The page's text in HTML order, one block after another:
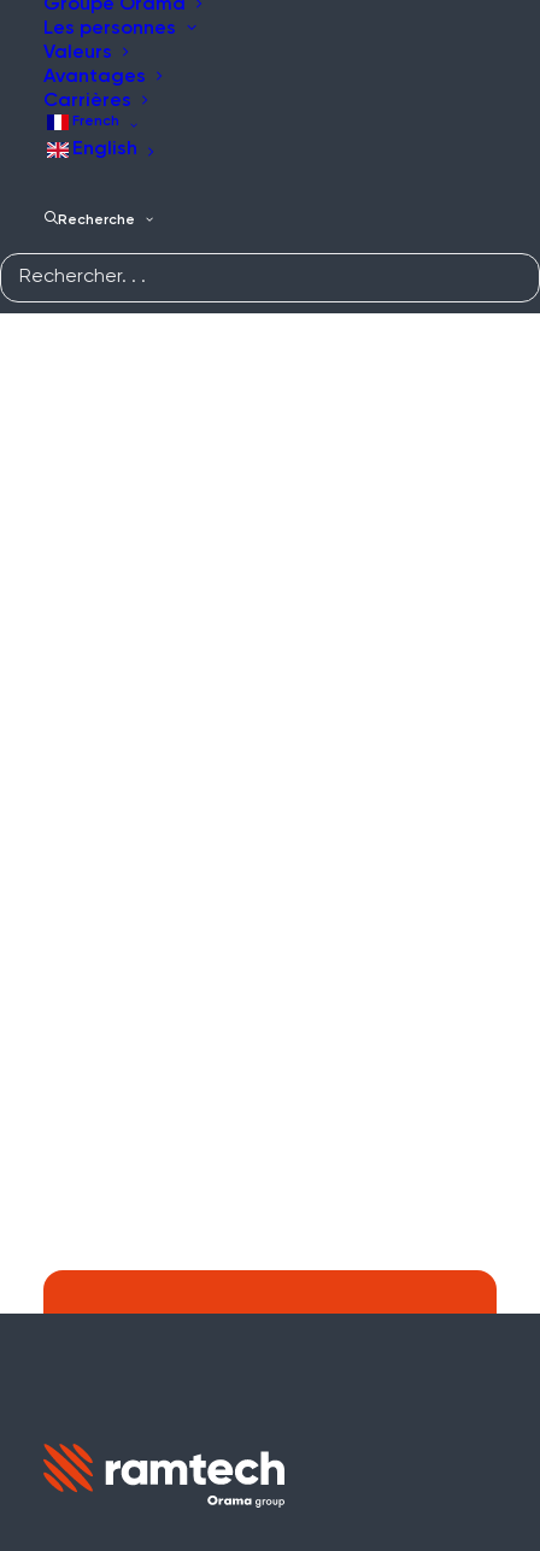
Groupe Orama
Les personnes
Valeurs
Avantages
Carrières
French
English
Recherche
Rendre les échafaudages plus sûrs que jamais
Article
Lire la suite